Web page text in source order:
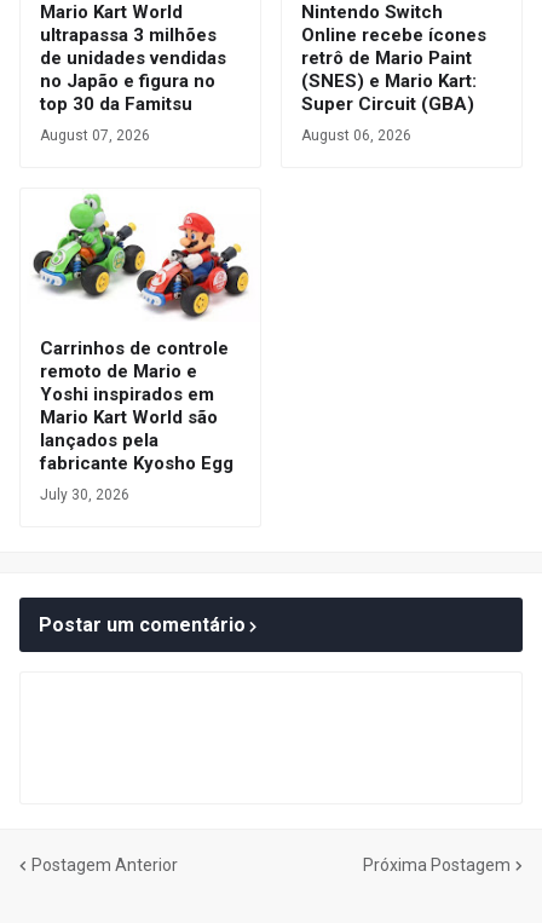
Mario Kart World
ultrapassa 3 milhões
de unidades vendidas
no Japão e figura no
top 30 da Famitsu
August 07, 2026
Nintendo Switch
Online recebe ícones
retrô de Mario Paint
(SNES) e Mario Kart:
Super Circuit (GBA)
August 06, 2026
Carrinhos de controle
remoto de Mario e
Yoshi inspirados em
Mario Kart World são
lançados pela
fabricante Kyosho Egg
July 30, 2026
Postar um comentário
Postagem Anterior Próxima Postagem